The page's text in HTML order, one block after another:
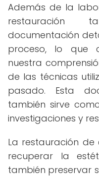
Además de la
restauración
documentación
proceso, lo que
nuestra
de las técnicas
pasado. Esta
también sirve
investigaciones y
La restauración
recuperar la
también preservar